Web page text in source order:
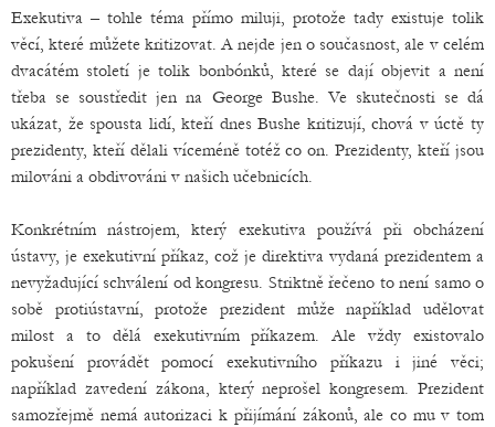
Exekutiva – tohle téma přímo miluji, protože tady existuje tolik
věcí, které můžete kritizovat. A nejde jen o současnost, ale v celém
dvacátém století je tolik bonbónků, které se dají objevit a není
třeba se soustředit jen na George Bushe. Ve skutečnosti se dá
ukázat, že spousta lidí, kteří dnes Bushe kritizují, chová v úctě ty
prezidenty, kteří dělali víceméně totéž co on. Prezidenty, kteří jsou
milováni a obdivováni v našich učebnicích.
Konkrétním nástrojem, který exekutiva používá při obcházení
ústavy, je exekutivní příkaz, což je direktiva vydaná prezidentem a
nevyžadující schválení od kongresu. Striktně řečeno to není samo o
sobě protiústavní, protože prezident může například udělovat
milost a to dělá exekutivním příkazem. Ale vždy existovalo
pokušení provádět pomocí exekutivního příkazu i jiné věci;
například zavedení zákona, který neprošel kongresem. Prezident
samozřejmě nemá autorizaci k přijímání zákonů, ale co mu v tom